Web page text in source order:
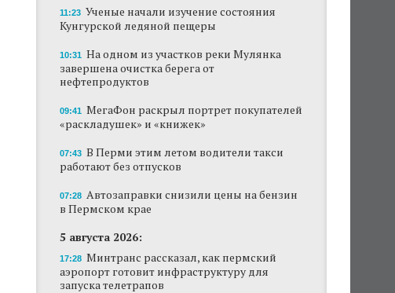
Автозаправки снизили цены на бензин в
Пермском крае
В Перми задержали мужчину,
передававшего за границу данные о
Пермские водители начали отказываться от
11:23 Ученые начали изучение состояния
Кунгурской ледяной пещеры
10:31 На одном из участков реки Мулянка
завершена очистка берега от
нефтепродуктов
09:41 МегаФон раскрыл портрет покупателей
«раскладушек» и «книжек»
07:43 В Перми этим летом водители такси
работают без отпусков
07:28 Автозаправки снизили цены на бензин
в Пермском крае
5 августа 2026:
17:28 Минтранс рассказал, как пермский
аэропорт готовит инфраструктуру для
запуска телетрапов